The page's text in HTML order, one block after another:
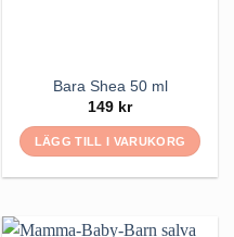
Bara Shea 50 ml
149 kr
LÄGG TILL I VARUKORG